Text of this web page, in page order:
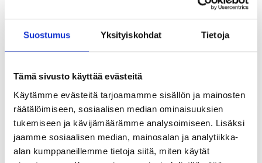
Suostumus Yksityiskohdat Tietoja
Tämä sivusto käyttää evästeitä
Käytämme evästeitä tarjoamamme sisällön ja mainosten
räätälöimiseen, sosiaalisen median ominaisuuksien
tukemiseen ja kävijämäärämme analysoimiseen. Lisäksi
jaamme sosiaalisen median, mainosalan ja analytiikka-
alan kumppaneillemme tietoja siitä, miten käytät